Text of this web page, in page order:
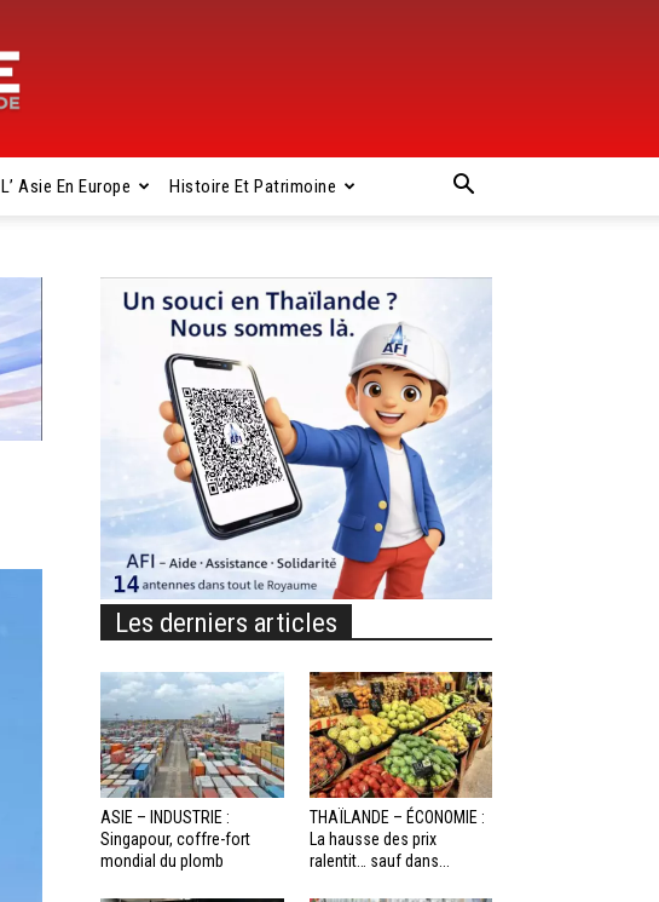
L’ Asie En Europe Histoire Et Patrimoine
Les derniers articles
ASIE – INDUSTRIE :
Singapour, coffre-fort
mondial du plomb
THAÏLANDE – ÉCONOMIE :
La hausse des prix
ralentit… sauf dans...